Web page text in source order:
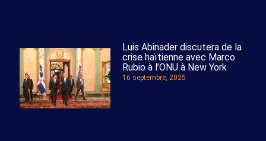
Luis Abinader discutera de la
crise haïtienne avec Marco
Rubio à l’ONU à New York
16 septembre, 2025